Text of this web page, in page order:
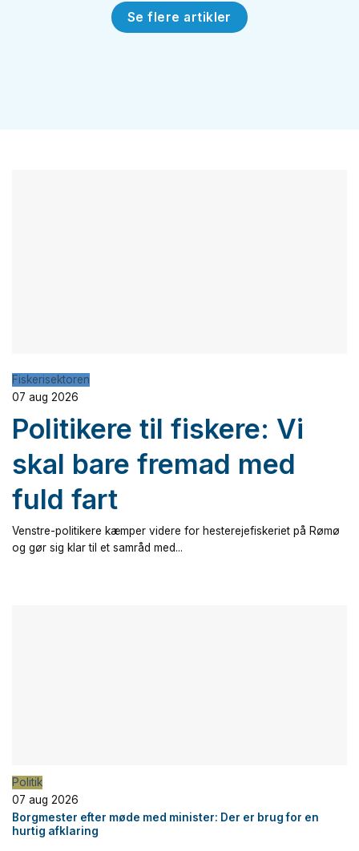
Se flere artikler
Fiskerisektoren
07 aug 2026
Politikere til fiskere: Vi
skal bare fremad med
fuld fart
Venstre-politikere kæmper videre for hesterejefiskeriet på Rømø
og gør sig klar til et samråd med...
Politik
07 aug 2026
Borgmester efter møde med minister: Der er brug for en
hurtig afklaring